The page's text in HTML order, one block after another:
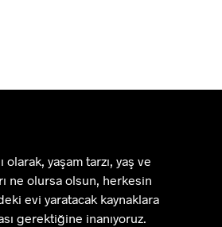
olarak, yaşam tarzı, yaş ve
ne olursa olsun, herkesin
evi yaratacak kaynaklara
gerektiğine inanıyoruz.